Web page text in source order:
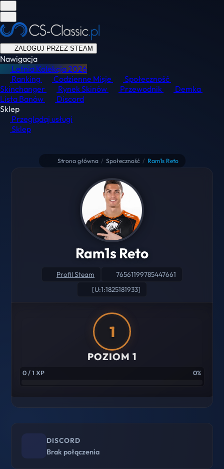
ZALOGUJ PRZEZ STEAM
Nawigacja
Letnia Kolekcja2026
Ranking
Codzienne Misje
Społeczność
Skinchanger
Rynek Skinów Przewodnik
Demka
Lista Banów
Discord
Sklep
Przeglądaj usługi
Sklep
Strona główna / Społeczność / Ram1s Reto
Ram1s Reto
Profil Steam
76561199785447661
[U:1:1825181933]
1
POZIOM 1
0 / 1 XP 0%
DISCORD
Brak połączenia